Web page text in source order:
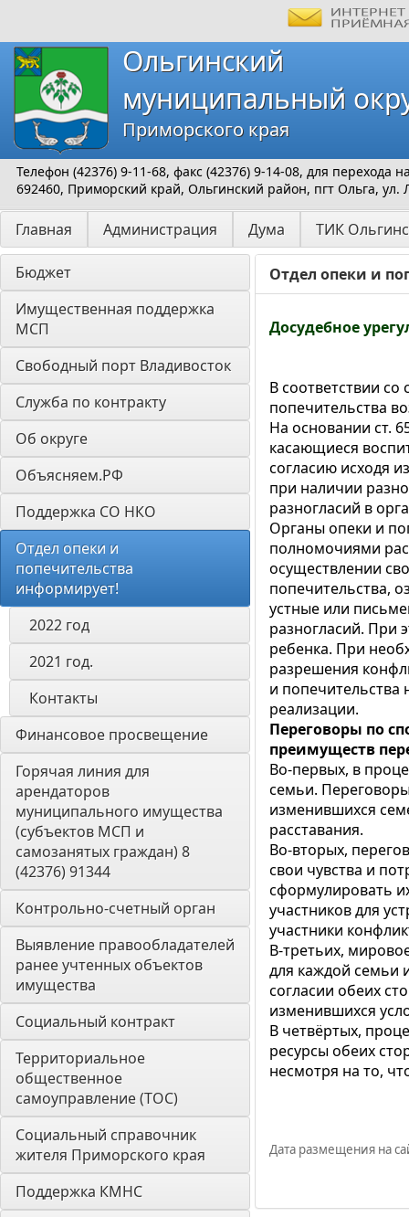
Ольгинский
муниципальный
Приморского края
Телефон (42376) 9-11-68, факс (42376) 9-14-08, для перехода
692460, Приморский край, Ольгинский район, пгт Ольга, ул.
Главная Администрация Дума ТИК
Бюджет
Имущественная поддержка
МСП
Свободный порт Владивосток
Служба по контракту
Об округе
Объясняем.РФ
Поддержка СО НКО
Отдел опеки и
попечительства
информирует!
2022 год
2021 год.
Контакты
Финансовое просвещение
Горячая линия для
арендаторов
муниципального имущества
(субъектов МСП и
самозанятых граждан) 8
(42376) 91344
Контрольно-счетный орган
Выявление правообладателей
ранее учтенных объектов
имущества
Социальный контракт
Территориальное
общественное
самоуправление (ТОС)
Социальный справочник
жителя Приморского края
Поддержка КМНС
Отдел опеки и
Досудебное
В соответствии
попечительства
На основании ст.
касающиеся
согласию исходя
при наличии
разногласий в
Органы опеки и
полномочиями
осуществлении
попечительства,
устные или
разногласий. При
ребенка. При
разрешения
и попечительства
реализации.
Переговоры по
преимуществ
Во-первых, в
семьи.
изменившихся
расставания.
Во-вторых,
свои чувства и
сформулировать
участников для
участники
В-третьих,
для каждой семьи
согласии обеих
изменившихся
В четвёртых,
ресурсы обеих
несмотря на то,
Дата размещения на